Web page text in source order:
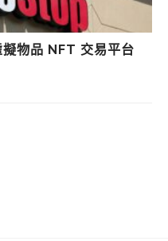
物品 NFT 交易平台